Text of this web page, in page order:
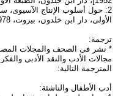
2: حول أسلوب الإنتاج الآسيوى،
الأولى، دار ابن خلدون، بيروت، 1978.
ترجمة:
* نشر فى الصحف والمجلات
مجالات الأدب والنقد الأدبى
المترجمة التالية:
أدب الأطفال والناشئة: